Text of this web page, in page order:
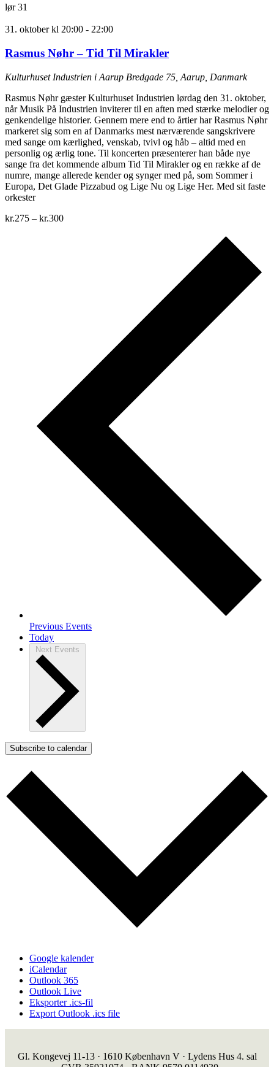
lør31
31. oktober kl 20:00 - 22:00
Rasmus Nøhr – Tid Til Mirakler
Kulturhuset Industrien i Aarup Bredgade 75, Aarup, Danmark
Rasmus Nøhr gæster Kulturhuset Industrien lørdag den 31. oktober,
når Musik På Industrien inviterer til en aften med stærke melodier og
genkendelige historier. Gennem mere end to årtier har Rasmus Nøhr
markeret sig som en af Danmarks mest nærværende sangskrivere
med sange om kærlighed, venskab, tvivl og håb – altid med en
personlig og ærlig tone. Til koncerten præsenterer han både nye
sange fra det kommende album Tid Til Mirakler og en række af de
numre, mange allerede kender og synger med på, som Sommer i
Europa, Det Glade Pizzabud og Lige Nu og Lige Her. Med sit faste
orkester
kr.275 – kr.300
Previous Events
Today
Next Events
Subscribe to calendar
Google kalender
iCalendar
Outlook 365
Outlook Live
Eksporter .ics-fil
Export Outlook .ics file
Gl. Kongevej 11-13 · 1610 København V · Lydens Hus 4. sal